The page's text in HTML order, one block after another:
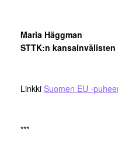
Maria Häggman
STTK:n
Linkki Suomen EU -
***